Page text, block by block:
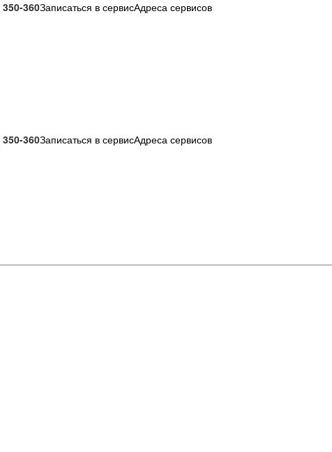
350-360Записаться в сервисАдреса сервисов
350-360Записаться в сервисАдреса сервисов